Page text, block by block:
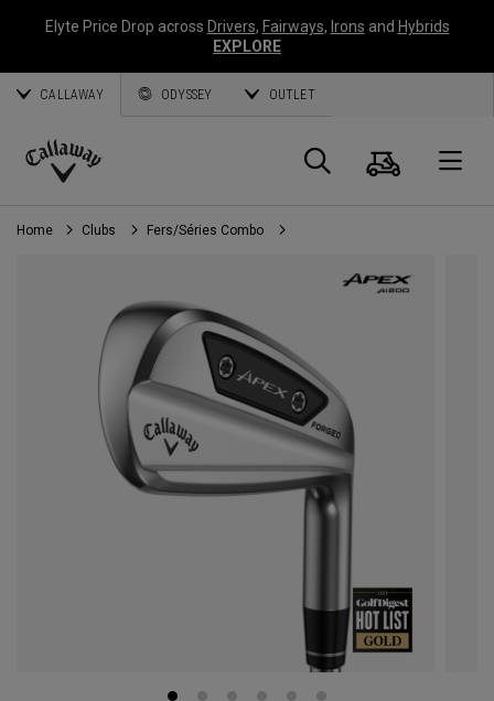
Elyte Price Drop across Drivers, Fairways, Irons and Hybrids
EXPLORE
CALLAWAY ODYSSEY OUTLET
Callaway
Golf
Panier
Home Clubs Fers/Séries Combo